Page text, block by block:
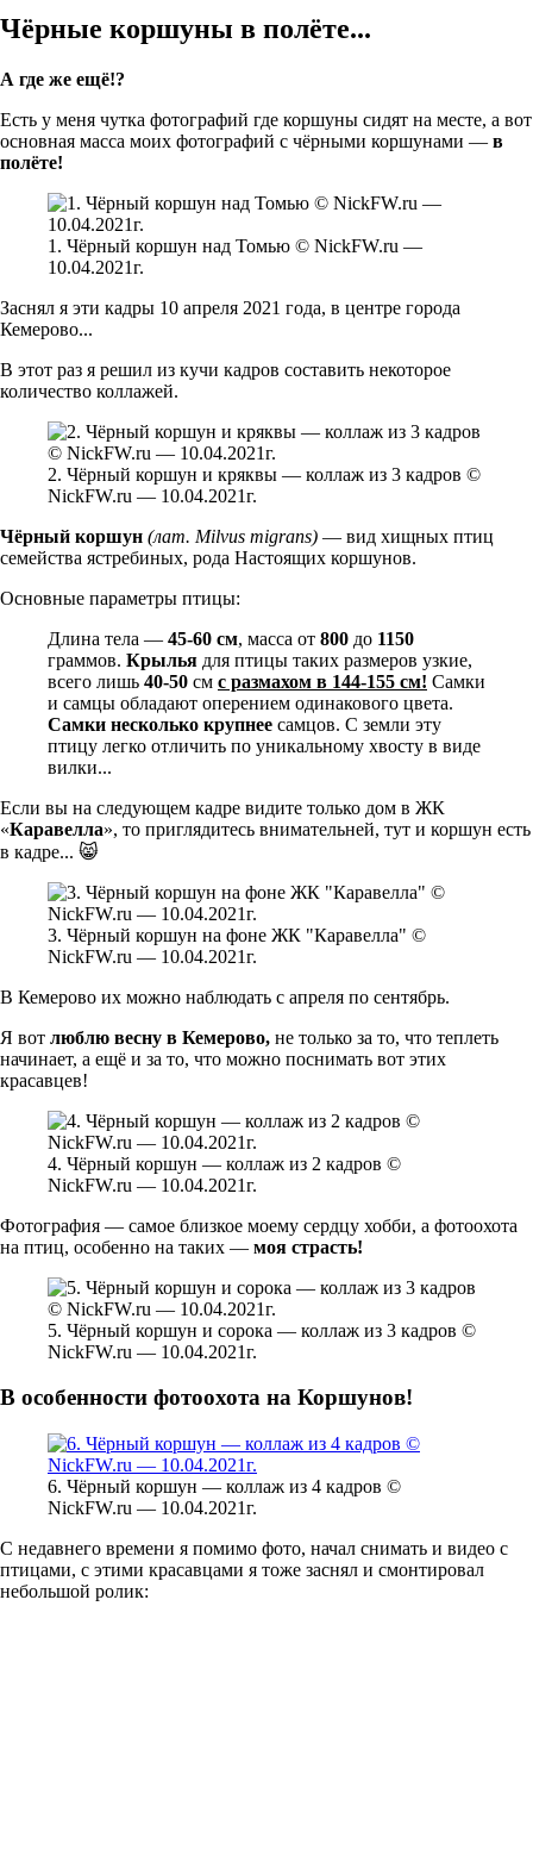
Чёрные коршуны в полёте...
А где же ещё!?
Есть у меня чутка фотографий где коршуны сидят на месте, а вот
основная масса моих фотографий с чёрными коршунами — в
полёте!
1. Чёрный коршун над Томью © NickFW.ru —
10.04.2021г.
Заснял я эти кадры 10 апреля 2021 года, в центре города
Кемерово...
В этот раз я решил из кучи кадров составить некоторое
количество коллажей.
2. Чёрный коршун и кряквы — коллаж из 3 кадров ©
NickFW.ru — 10.04.2021г.
Чёрный коршун (лат. Milvus migrans) — вид хищных птиц
семейства ястребиных, рода Настоящих коршунов.
Основные параметры птицы:
Длина тела — 45-60 см, масса от 800 до 1150
граммов. Крылья для птицы таких размеров узкие,
всего лишь 40-50 см с размахом в 144-155 см! Самки
и самцы обладают оперением одинакового цвета.
Самки несколько крупнее самцов. С земли эту
птицу легко отличить по уникальному хвосту в виде
вилки...
Если вы на следующем кадре видите только дом в ЖК
«Каравелла», то приглядитесь внимательней, тут и коршун есть
в кадре... 😸
3. Чёрный коршун на фоне ЖК "Каравелла" ©
NickFW.ru — 10.04.2021г.
В Кемерово их можно наблюдать с апреля по сентябрь.
Я вот люблю весну в Кемерово, не только за то, что теплеть
начинает, а ещё и за то, что можно поснимать вот этих
красавцев!
4. Чёрный коршун — коллаж из 2 кадров ©
NickFW.ru — 10.04.2021г.
Фотография — самое близкое моему сердцу хобби, а фотоохота
на птиц, особенно на таких — моя страсть!
5. Чёрный коршун и сорока — коллаж из 3 кадров ©
NickFW.ru — 10.04.2021г.
В особенности фотоохота на Коршунов!
6. Чёрный коршун — коллаж из 4 кадров ©
NickFW.ru — 10.04.2021г.
С недавнего времени я помимо фото, начал снимать и видео с
птицами, с этими красавцами я тоже заснял и смонтировал
небольшой ролик: